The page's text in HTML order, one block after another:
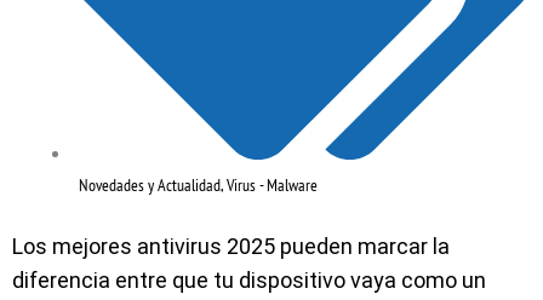
Novedades y Actualidad,Virus - Malware
Los mejores antivirus 2025 pueden marcar la
diferencia entre que tu dispositivo vaya como un